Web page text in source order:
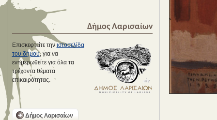
Δήμος Λαρισαίων
Επισκεφτείτε την ιστοσελίδα
του δήμου, για να
ενημερωθείτε για όλα τα
τρέχοντα θέματα
επικαιρότητας.
Δήμος Λαρισαίων